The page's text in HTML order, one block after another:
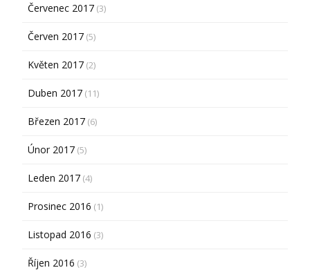
Červenec 2017 (3)
Červen 2017 (5)
Květen 2017 (2)
Duben 2017 (11)
Březen 2017 (6)
Únor 2017 (5)
Leden 2017 (4)
Prosinec 2016 (1)
Listopad 2016 (3)
Říjen 2016 (3)